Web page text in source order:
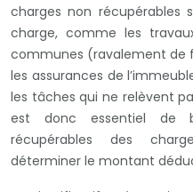
charges non récupérables
charge, comme les
communes (ravalement de
les assurances de
les tâches qui ne relèvent
est donc essentiel de
récupérables des
déterminer le montant